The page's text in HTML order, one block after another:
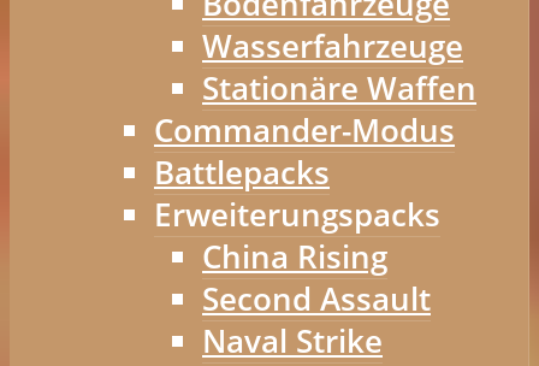
Wasserfahrzeuge
Stationäre Waffen
Commander-Modus
Battlepacks
Erweiterungspacks
China Rising
Second Assault
Naval Strike